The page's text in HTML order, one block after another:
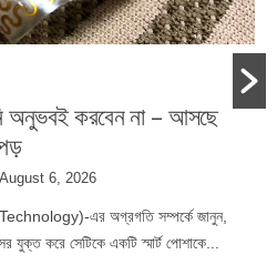
অনুভবই করবেন না – আসছে
6, 2026
এর অগ্রগতি সম্পর্কে জানুন,
যুক্ত করে সেটিকে একটি স্মার্ট পোশাকে...